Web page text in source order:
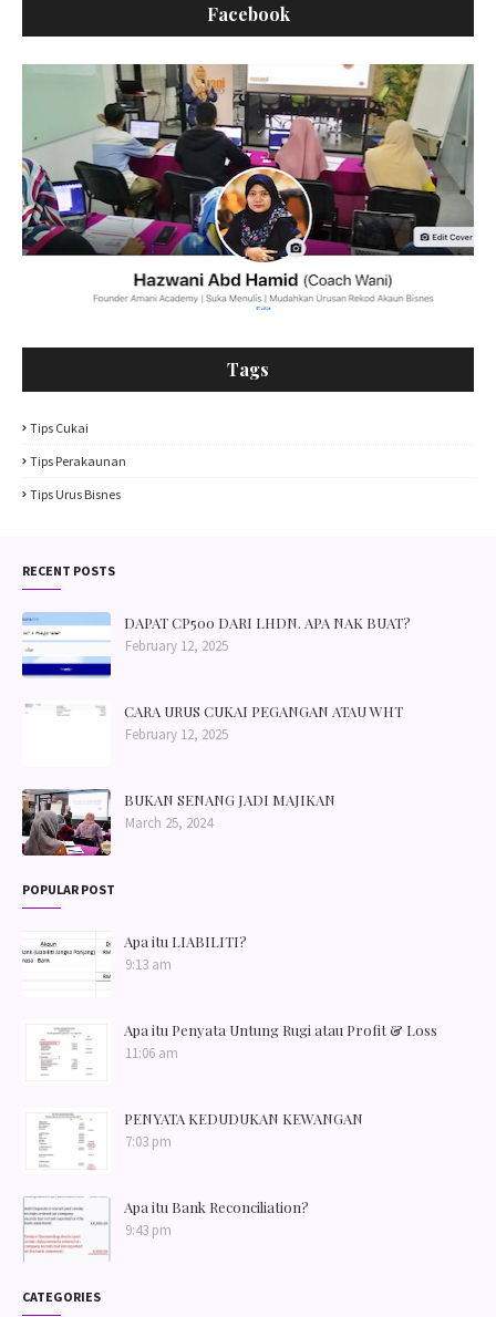
Facebook
Tags
Tips Cukai
Tips Perakaunan
Tips Urus Bisnes
RECENT POSTS
DAPAT CP500 DARI LHDN. APA NAK BUAT?
February 12, 2025
CARA URUS CUKAI PEGANGAN ATAU WHT
February 12, 2025
BUKAN SENANG JADI MAJIKAN
March 25, 2024
POPULAR POST
Apa itu LIABILITI?
9:13 am
Apa itu Penyata Untung Rugi atau Profit & Loss
11:06 am
PENYATA KEDUDUKAN KEWANGAN
7:03 pm
Apa itu Bank Reconciliation?
9:43 pm
CATEGORIES